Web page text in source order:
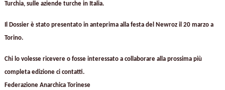
Turchia, sulle aziende turche in Italia.
Il Dossier è stato presentato in anteprima alla festa del Newroz il 20 marzo a
Torino.
Chi lo volesse ricevere o fosse interessato a collaborare alla prossima più
completa edizione ci contatti.
Federazione Anarchica Torinese